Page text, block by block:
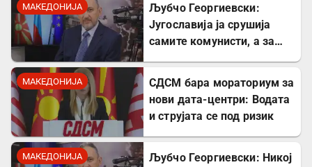
МАКЕДОНИЈА
Љубчо Георгиевски:
Југославија ја срушија
самите комунисти, а за
МАКЕДОНИЈА
СДСМ бара мораториум за
нови дата-центри: Водата
и струјата се под ризик
МАКЕДОНИЈА
Љубчо Георгиевски: Никој